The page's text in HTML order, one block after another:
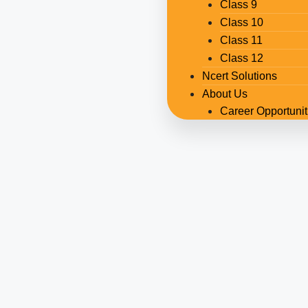
Class 9
Class 10
Class 11
Class 12
Ncert Solutions
About Us
Career